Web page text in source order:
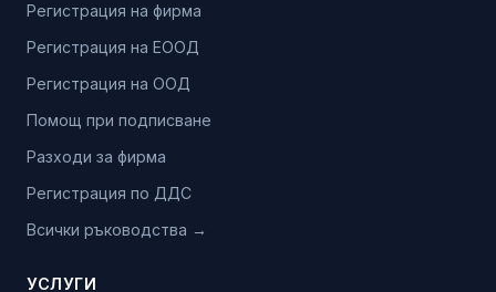
Регистрация на фирма
Регистрация на ЕООД
Регистрация на ООД
Помощ при подписване
Разходи за фирма
Регистрация по ДДС
Всички ръководства →
УСЛУГИ